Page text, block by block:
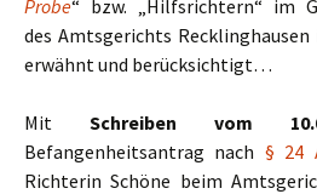
Probe“ bzw. „Hilfsrichtern“ im
des Amtsgerichts
erwähnt und berücksichtigt…
Mit Schreiben vom
Befangenheitsantrag nach § 24
Richterin Schöne beim